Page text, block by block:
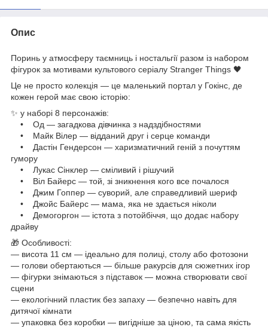
Опис
Поринь у атмосферу таємниць і ностальгії разом із набором
фігурок за мотивами культового серіалу Stranger Things 🖤
Це не просто колекція — це маленький портал у Гокінс, де
кожен герой має свою історію:
✨ у наборі 8 персонажів:
• Од — загадкова дівчинка з надздібностями
• Майк Вілер — відданий друг і серце команди
• Дастін Гендерсон — харизматичний геній з почуттям
гумору
• Лукас Сінклер — сміливий і рішучий
• Віл Байерс — той, зі зникнення кого все почалося
• Джим Гоппер — суворий, але справедливий шериф
• Джойс Байерс — мама, яка не здається ніколи
• Демогоргон — істота з потойбіччя, що додає набору
драйву
🎁 Особливості:
— висота 11 см — ідеально для полиці, столу або фотозони
— голови обертаються — більше ракурсів для сюжетних ігор
— фігурки знімаються з підставок — можна створювати свої
сцени
— екологічний пластик без запаху — безпечно навіть для
дитячої кімнати
— упаковка без коробки — вигідніше за ціною, та сама якість